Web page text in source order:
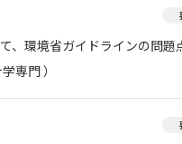
、環境省ガイドラインの問
専門 ）